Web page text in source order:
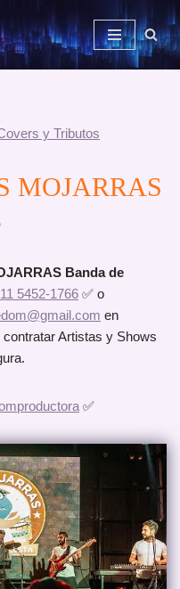
y Tributos
MOJARRAS
Banda de
5452-1766 ✅ o
en
Artistas y Shows
✅